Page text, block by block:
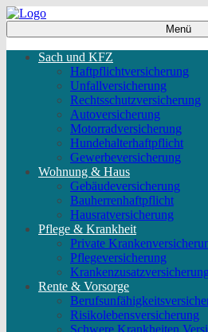
Menü
Sach und KFZ
Haftpflichtversicherung
Unfallversicherung
Rechtsschutzversicherung
Autoversicherung
Motorradversicherung
Hundehalterhaftpflicht
Gewerbeversicherung
Wohnung & Haus
Gebäudeversicherung
Bauherrenhaftpflicht
Hausratversicherung
Pflege & Krankheit
Private
Pflegeversicherung
Krankenzusatzversicherung
Rente & Vorsorge
Risikolebensversicherung
Schwere Krankheiten